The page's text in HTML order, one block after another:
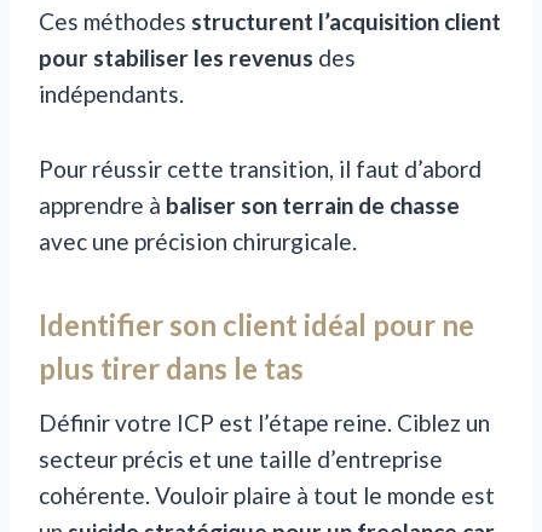
Ces méthodes structurent l’acquisition client
pour stabiliser les revenus des
indépendants.
Pour réussir cette transition, il faut d’abord
apprendre à baliser son terrain de chasse
avec une précision chirurgicale.
Identifier son client idéal pour ne
plus tirer dans le tas
Définir votre ICP est l’étape reine. Ciblez un
secteur précis et une taille d’entreprise
cohérente. Vouloir plaire à tout le monde est